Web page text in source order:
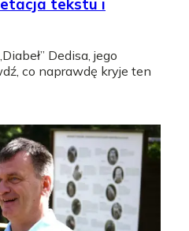
tekstu i
Dedisa, jego
co naprawdę kryje ten